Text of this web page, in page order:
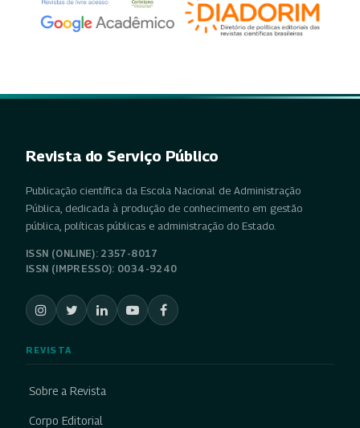
Revista do Serviço Público
Publicação científica da Escola Nacional de Administração
Pública, dedicada à produção de conhecimento em gestão
pública, políticas públicas e administração do Estado.
ISSN (ONLINE): 2357-8017
ISSN (IMPRESSO): 0034-9240
REVISTA
Sobre a Revista
Corpo Editorial